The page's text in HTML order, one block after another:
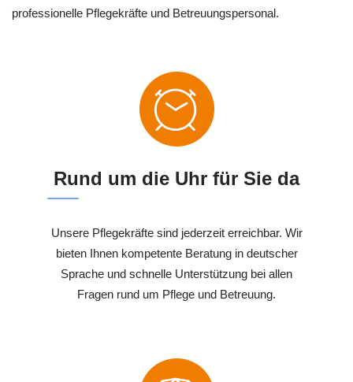
professionelle Pflegekräfte und Betreuungspersonal.
Rund um die Uhr für Sie da
Unsere Pflegekräfte sind jederzeit erreichbar. Wir
bieten Ihnen kompetente Beratung in deutscher
Sprache und schnelle Unterstützung bei allen
Fragen rund um Pflege und Betreuung.